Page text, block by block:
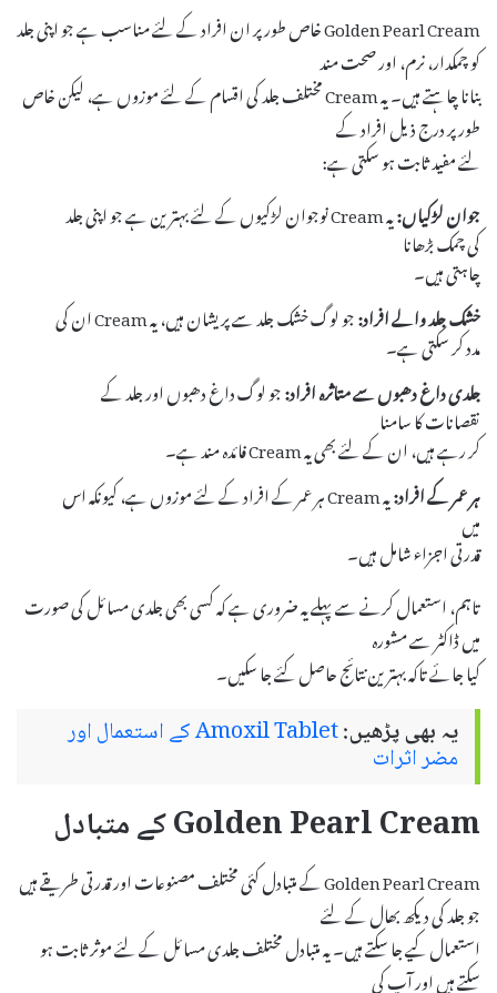
Golden Pearl Cream خاص طور پر ان افراد کے لئے مناسب ہے جو اپنی جلد
کو چمکدار، نرم، اور صحت مند
بنانا چاہتے ہیں۔ یہ Cream مختلف جلد کی اقسام کے لئے موزوں ہے، لیکن خاص
طور پر درج ذیل افراد کے
لئے مفید ثابت ہو سکتی ہے:
جوان لڑکیاں:
یہ Cream نوجوان لڑکیوں کے لئے بہترین ہے جو اپنی جلد
کی چمک بڑھانا
چاہتی ہیں۔
خشک جلد والے افراد:
جو لوگ خشک جلد سے پریشان ہیں، یہ Cream ان کی
مدد کر سکتی ہے۔
جلدی داغ دھبوں سے متاثرہ افراد:جو لوگ داغ دھبوں اور جلد کے
نقصانات کا سامنا
کر رہے ہیں، ان کے لئے بھی یہ Cream فائدہ مند ہے۔
ہر عمر کے افراد:
یہ Cream ہر عمر کے افراد کے لئے موزوں ہے، کیونکہ اس
میں
قدرتی اجزاء شامل ہیں۔
تاہم، استعمال کرنے سے پہلے یہ ضروری ہے کہ کسی بھی جلدی مسائل کی صورت
میں ڈاکٹر سے مشورہ
کیا جائے تاکہ بہترین نتائج حاصل کئے جا سکیں۔
یہ بھی پڑھیں: Amoxil Tablet کے استعمال اور
مضر اثرات
Golden Pearl Cream کے متبادل
Golden Pearl Cream کے متبادل کئی مختلف مصنوعات اور قدرتی طریقے ہیں
جو جلد کی دیکھ بھال کے لئے
استعمال کیے جا سکتے ہیں۔ یہ متبادل مختلف جلدی مسائل کے لئے موثر ثابت ہو
سکتے ہیں اور آپ کی